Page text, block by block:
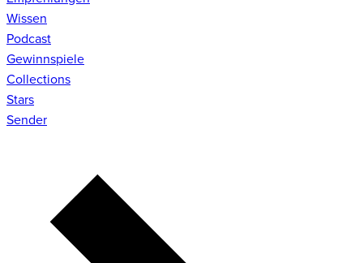
Wissen
Podcast
Gewinnspiele
Collections
Stars
Sender